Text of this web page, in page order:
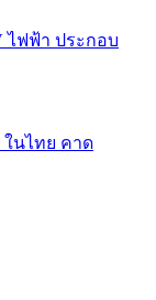
ไฟฟ้า ประกอบ
ในไทย คาด